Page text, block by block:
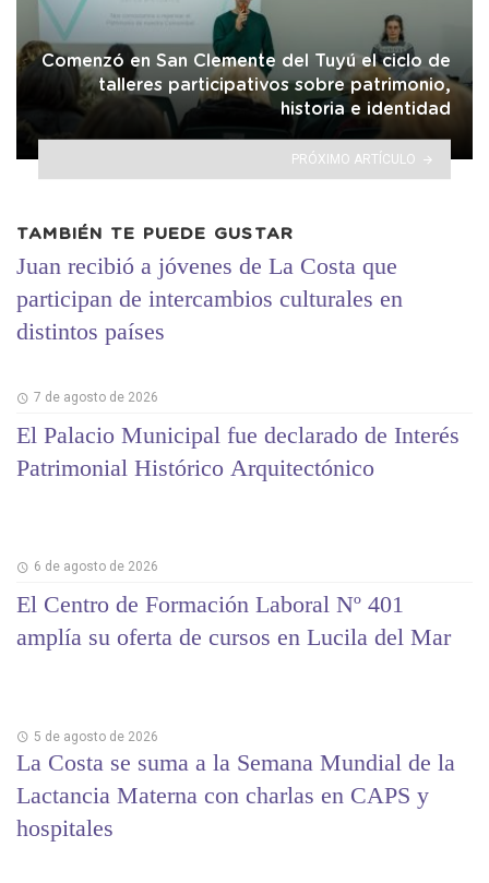
Comenzó en San Clemente del Tuyú el ciclo de
talleres participativos sobre patrimonio,
historia e identidad
PRÓXIMO ARTÍCULO
TAMBIÉN TE PUEDE GUSTAR
Juan recibió a jóvenes de La Costa que
participan de intercambios culturales en
distintos países
7 de agosto de 2026
El Palacio Municipal fue declarado de Interés
Patrimonial Histórico Arquitectónico
6 de agosto de 2026
El Centro de Formación Laboral Nº 401
amplía su oferta de cursos en Lucila del Mar
5 de agosto de 2026
La Costa se suma a la Semana Mundial de la
Lactancia Materna con charlas en CAPS y
hospitales